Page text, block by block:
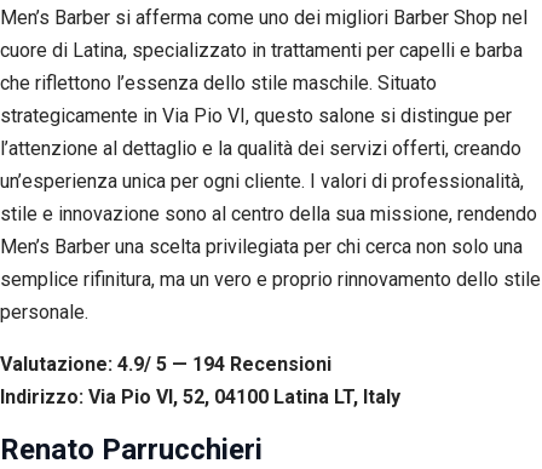
Men’s Barber si afferma come uno dei migliori Barber Shop nel
cuore di Latina, specializzato in trattamenti per capelli e barba
che riflettono l’essenza dello stile maschile. Situato
strategicamente in Via Pio VI, questo salone si distingue per
l’attenzione al dettaglio e la qualità dei servizi offerti, creando
un’esperienza unica per ogni cliente. I valori di professionalità,
stile e innovazione sono al centro della sua missione, rendendo
Men’s Barber una scelta privilegiata per chi cerca non solo una
semplice rifinitura, ma un vero e proprio rinnovamento dello stile
personale.
Valutazione: 4.9/ 5 — 194 Recensioni
Indirizzo: Via Pio VI, 52, 04100 Latina LT, Italy
Renato Parrucchieri